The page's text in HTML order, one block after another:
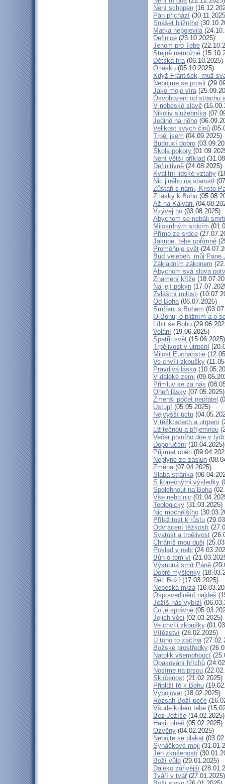
Není schopen
Pán přichází
Snášet bližního
Matka nepolevila
Definice (23.10.2025)
Jenom pro Tebe
Stejně nemožné
Dětská hra(06.10.2025)
O lásku (05.10.2025)
Když František, muž
Nebojme se prosit
Jako moje víra
Osvobozeni od strachu
V nebeské slávě
Nikoliv služebníka
Jedině na něho
Velikost svých činů
Trpěl jsem (04.09.2025)
Budoucí dobro
Škola pokory
Není větší příklad
Definitivně (24.08.2025)
Kvalitní lidské vztahy
Nic jiného na starosti
Zůstaň s námi, Kriste
Z lásky k Bohu
Až na Kalvárii
Vzývej ho (03.08.2025)
Abychom se nebáli smrti
Milosrdným srdcím
Přímo ze srdce
Jakube, tebe upřímně
Proměňuje svět
Buď veleben, můj Pane
Základním zákonem
Abychom svá slova
Znamení kříže
Na její pokyn
Zvláštní milosti
Od Boha(06.07.2025)
Smířeni s Bohem
O Bohu, o bližním a o
Líbit se Bohu
Volání (19.06.2025)
Spatřit svět (15.06.2025)
Trpělivost v utrpení
Milost Eucharistie
Ve chvíli zkoušky
Pravdivá láska
V daleké zemi
Přimluv se za nás
Oheň lásky (07.05.2025)
Zmenši počet nepřátel
Ustup! (05.05.2025)
Nejvyšší úctu
V těžkostech a utrpení
Užitečnou a příjemnou
Večer prvního dne v
Doporučení (10.04.2025)
Přijímat oběti
Neplyne ze zásluh
Změna(07.04.2025)
Slabá stránka
S konečnými výsledky
Spolehnout na Boha
Vše nebo nic
Teologicky (31.03.2025)
Nic mocnějšího
Příležitost k růstu
Odvrácení těžkostí
Svatost a trpělivost
Chráníš mou duši
Poklad v nebi
Bůh o tom ví
Výkupná smrt Páně
Dobré myšlenky
Děti Boží (17.03.2025)
Nebeská míza
Ospravedlnění najdeš
Ježíš nás vybízí
Co je správné
Jejich věci (02.03.2025)
Ve chvíli zkoušky
Vítězství (28.02.2025)
U toho to začíná
Božské prostředky
Natolik všemohoucí
Opakování hříchů
Nosíme na prsou
Sklíčenost (21.02.2025)
Přiblíží tě k Bohu
Vybojovat (18.02.2025)
Rozsah Boží péče
Všude kolem tebe
Bez Ježíše (14.02.2025)
Hasit oheň (05.02.2025)
Ozvěny (04.02.2025)
Nebojte se plakat
Synáčkové moji
Jen zkušeností
Boží vůle (29.01.2025)
Daleko zářivější
Tváří v tvář(27.01.2025)